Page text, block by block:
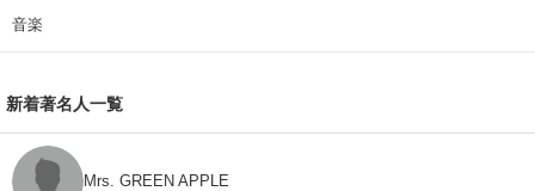
音楽
新着著名人一覧
Mrs. GREEN APPLE